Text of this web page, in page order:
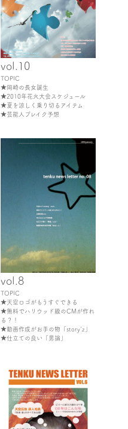
vol.10
TOPIC
★岡崎の長女誕生
★2010年花火大会スケジュール
★夏を涼しく乗り切るアイテム
★芸能人ブレイク予想
vol.8
TOPIC
★天空ロゴがもうすぐできる
★無料でハリウッド級のCMが作れ
る？！
★動画作成がお手の物「story'z」
★仕立ての良い「男論」